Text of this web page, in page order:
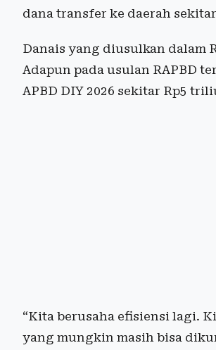
dana transfer ke daerah
Danais yang diusulkan dalam
Adapun pada usulan RAPBD
APBD DIY 2026 sekitar Rp5
“Kita berusaha efisiensi lagi.
yang mungkin masih bisa